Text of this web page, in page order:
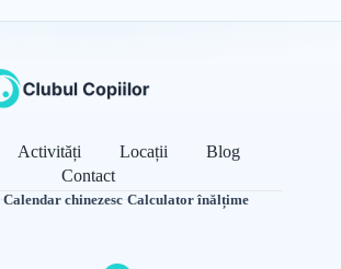
Activități Locații
Blog
Contact
·Calendar chinezesc·Calculator înălțime